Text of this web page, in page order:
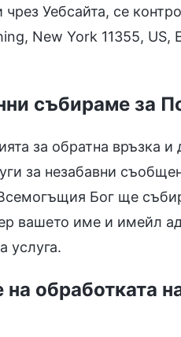
Уебсайта, се
New York 11355, US,
събираме за
за обратна връзка
за незабавни
Бог ще
вашето име и имейл
услуга.
обработката